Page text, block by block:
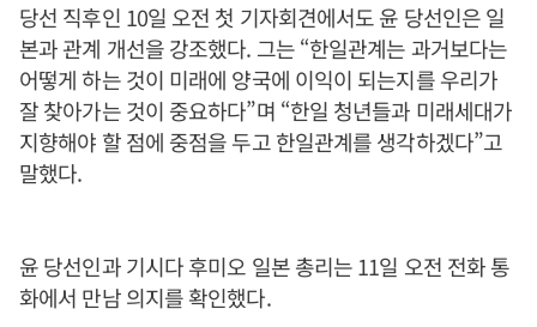
당선 직후인 10일 오전 첫 기자회견에서도 윤 당선인은 일
본과 관계 개선을 강조했다. 그는 “한일관계는 과거보다는
어떻게 하는 것이 미래에 양국에 이익이 되는지를 우리가
잘 찾아가는 것이 중요하다”며 “한일 청년들과 미래세대가
지향해야 할 점에 중점을 두고 한일관계를 생각하겠다”고
말했다.
윤 당선인과 기시다 후미오 일본 총리는 11일 오전 전화 통
화에서 만남 의지를 확인했다.